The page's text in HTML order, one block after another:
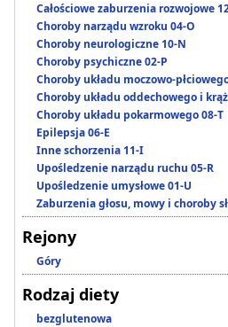
Całościowe zaburzenia rozwojowe
Choroby narządu wzroku 04-O
Choroby neurologiczne 10-N
Choroby psychiczne 02-P
Choroby układu moczowo-
Choroby układu oddechowego i
Choroby układu pokarmowego 08-T
Epilepsja 06-E
Inne schorzenia 11-I
Upośledzenie narządu ruchu 05-R
Upośledzenie umysłowe 01-U
Zaburzenia głosu, mowy i choroby
Rejony
Góry
Rodzaj diety
bezglutenowa